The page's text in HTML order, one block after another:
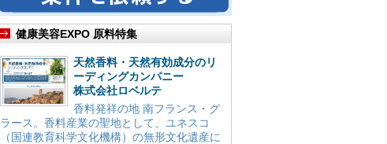
健康美容EXPO 原料特集
天然香料・天然有効成分のリ
ーディングカンパニー
株式会社ロベルテ
香料発祥の地 南フランス・グ
ラース。香料産業の聖地として、ユネスコ
（国連教育科学文化機構）の無形文化遺産に